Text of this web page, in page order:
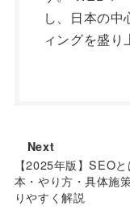
し、日本の
ィングを盛り
Next
【2025年版】SEO
本・やり方・具体施
りやすく解説